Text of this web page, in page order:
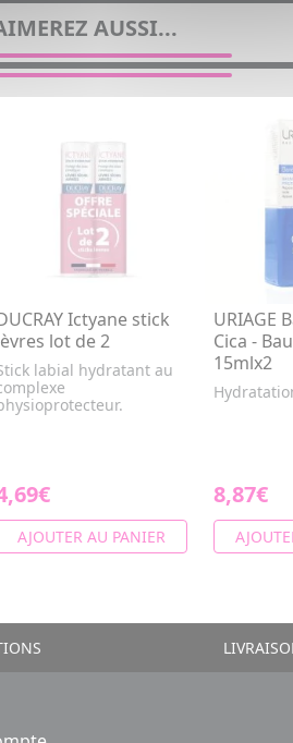
AUSSI...
Ictyane stick
lot de 2
labial hydratant au
AJOUTER AU PANIER
URIAGE
Cica -
15mlx2
8,87€